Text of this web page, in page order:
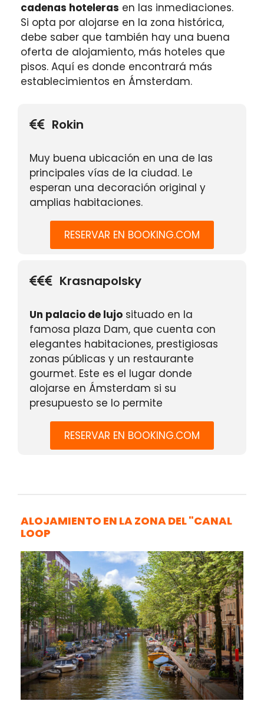
cadenas hoteleras en las inmediaciones.
Si opta por alojarse en la zona histórica,
debe saber que también hay una buena
oferta de alojamiento, más hoteles que
pisos. Aquí es donde encontrará más
establecimientos en Ámsterdam.
Rokin
Muy buena ubicación en una de las
principales vías de la ciudad. Le
esperan una decoración original y
amplias habitaciones.
RESERVAR EN BOOKING.COM
Krasnapolsky
Un palacio de lujo situado en la
famosa plaza Dam, que cuenta con
elegantes habitaciones, prestigiosas
zonas públicas y un restaurante
gourmet. Este es el lugar donde
alojarse en Ámsterdam si su
presupuesto se lo permite
RESERVAR EN BOOKING.COM
ALOJAMIENTO EN LA ZONA DEL "CANAL
LOOP